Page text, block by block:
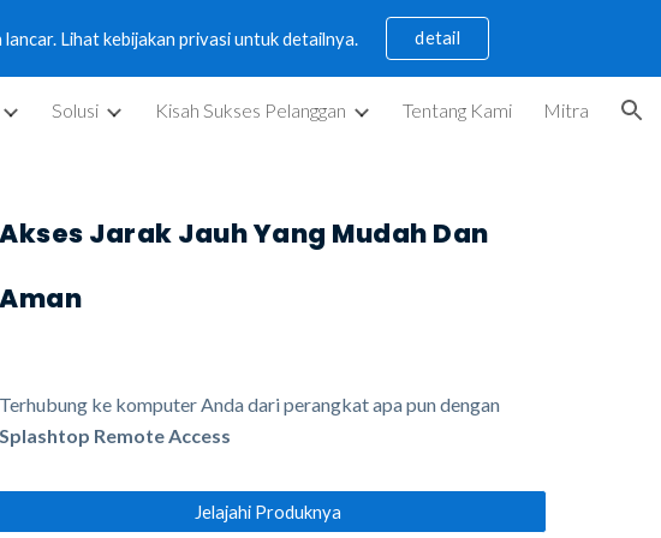
to navigation
Lihat kebijakan privasi untuk detailnya. detail
Solusi Kisah Sukses Pelanggan Tentang Kami Mitra
Akses Jarak Jauh Yang Mudah Dan
Aman
Terhubung ke komputer Anda dari perangkat apa pun dengan
Splashtop Remote Access
Jelajahi Produknya